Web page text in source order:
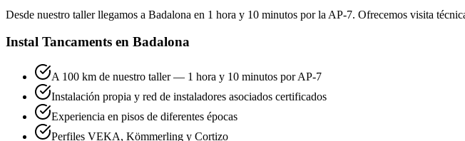
Desde nuestro taller llegamos a Badalona en 1 hora y 10 minutos por la AP-7. Ofrecemos visita
Instal Tancaments en Badalona
A 100 km de nuestro taller — 1 hora y 10 minutos por AP-7
Instalación propia y red de instaladores asociados certificados
Experiencia en pisos de diferentes épocas
Perfiles VEKA, Kömmerling y Cortizo